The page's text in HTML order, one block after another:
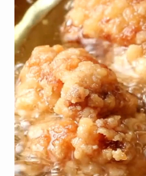
ヤ
ー